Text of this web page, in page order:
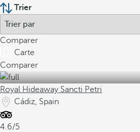
Trier
Comparer
Carte
Comparer
Royal Hideaway Sancti Petri
Cádiz, Spain
4.6/5